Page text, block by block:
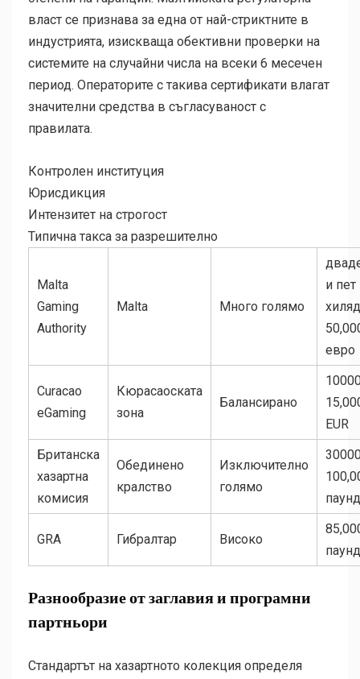
власт се признава за една от най-стриктните в
индустрията, изискваща обективни проверки на
системите на случайни числа на всеки 6 месечен
период. Операторите с такива сертификати влагат
значителни средства в съгласуваност с
правилата.
Контролен институция
Юрисдикция
Интензитет на строгост
Типична такса за разрешително
Malta
Gaming
Authority
Malta Много голямо
и пет
евро
Curacao
eGaming
Кюрасаоската
зона
Балансирано
EUR
Британска
хазартна
комисия
Обединено
кралство
Изключително
голямо
GRA Гибралтар Високо
Разнообразие от заглавия и програмни
партньори
Стандартът на хазартното колекция определя